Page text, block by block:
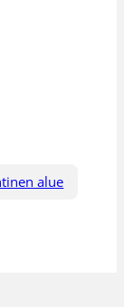
alue